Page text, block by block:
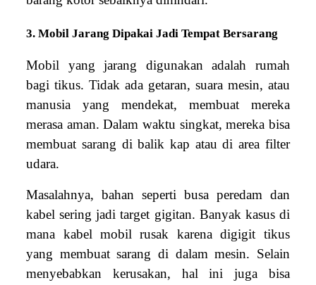
3. Mobil Jarang Dipakai Jadi Tempat Bersarang
Mobil yang jarang digunakan adalah rumah
bagi tikus. Tidak ada getaran, suara mesin, atau
manusia yang mendekat, membuat mereka
merasa aman. Dalam waktu singkat, mereka bisa
membuat sarang di balik kap atau di area filter
udara.
Masalahnya, bahan seperti busa peredam dan
kabel sering jadi target gigitan. Banyak kasus di
mana kabel mobil rusak karena digigit tikus
yang membuat sarang di dalam mesin. Selain
menyebabkan kerusakan, hal ini juga bisa